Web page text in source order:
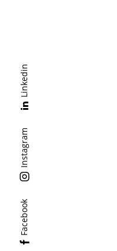
Facebook
Instagram
Linkedin